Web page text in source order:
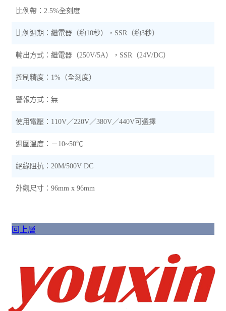
比例帶：2.5%全刻度
比例週期：繼電器（約10秒），SSR（約3秒）
輸出方式：繼電器（250V/5A），SSR（24V/DC）
控制精度：1%（全刻度）
警報方式：無
使用電壓：110V／220V／380V／440V可選擇
週圍溫度：－10~50℃
絕緣阻抗：20M/500V DC
外觀尺寸：96mm x 96mm
回上層